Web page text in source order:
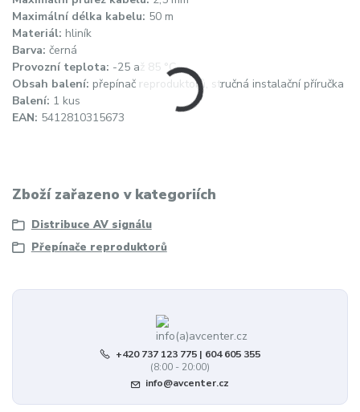
Maximální délka kabelu: 50 m
Materiál: hliník
Barva: černá
Provozní teplota: -25 až 85 °C
Obsah balení: přepínač reproduktorů, stručná instalační příručka
Balení: 1 kus
EAN: 5412810315673
Zboží zařazeno v kategoriích
Distribuce AV signálu
Přepínače reproduktorů
+420 737 123 775 | 604 605 355
(8:00 - 20:00)
info@avcenter.cz